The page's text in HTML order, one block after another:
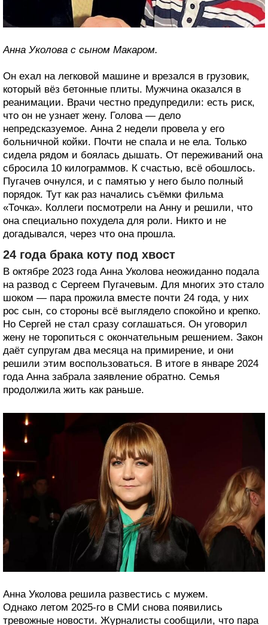
Анна Уколова с сыном Макаром.
Он ехал на легковой машине и врезался в грузовик,
который вёз бетонные плиты. Мужчина оказался в
реанимации. Врачи честно предупредили: есть риск,
что он не узнает жену. Голова — дело
непредсказуемое. Анна 2 недели провела у его
больничной койки. Почти не спала и не ела. Только
сидела рядом и боялась дышать. От переживаний она
сбросила 10 килограммов. К счастью, всё обошлось.
Пугачев очнулся, и с памятью у него было полный
порядок. Тут как раз начались съёмки фильма
«Точка». Коллеги посмотрели на Анну и решили, что
она специально похудела для роли. Никто и не
догадывался, через что она прошла.
24 года брака коту под хвост
В октябре 2023 года Анна Уколова неожиданно подала
на развод с Сергеем Пугачевым. Для многих это стало
шоком — пара прожила вместе почти 24 года, у них
рос сын, со стороны всё выглядело спокойно и крепко.
Но Сергей не стал сразу соглашаться. Он уговорил
жену не торопиться с окончательным решением. Закон
даёт супругам два месяца на примирение, и они
решили этим воспользоваться. В итоге в январе 2024
года Анна забрала заявление обратно. Семья
продолжила жить как раньше.
Анна Уколова решила развестись с мужем.
Однако летом 2025-го в СМИ снова появились
тревожные новости. Журналисты сообщили, что пара